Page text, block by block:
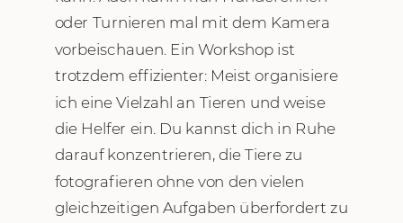
oder Turnieren mal mit dem Kamera
vorbeischauen. Ein Workshop ist
trotzdem effizienter: Meist organisiere
ich eine Vielzahl an Tieren und weise
die Helfer ein. Du kannst dich in Ruhe
darauf konzentrieren, die Tiere zu
fotografieren ohne von den vielen
gleichzeitigen Aufgaben überfordert zu